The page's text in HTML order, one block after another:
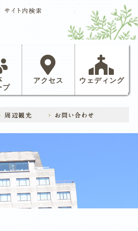
プ
アクセス ウェディング